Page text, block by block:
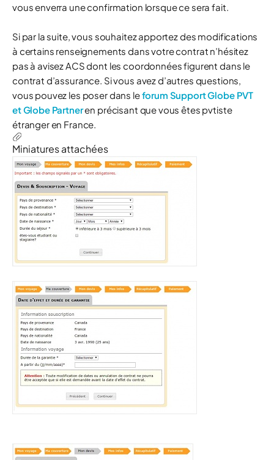
vous enverra une confirmation lorsque ce sera fait.
Si par la suite, vous souhaitez apportez des modifications
à certains renseignements dans votre contrat n’hésitez
pas à avisez ACS dont les coordonnées figurent dans le
contrat d’assurance. Si vous avez d’autres questions,
vous pouvez les poser dans leforum Support Globe PVT
et Globe Partneren précisant que vous êtes pvtiste
étranger en France.
Miniatures attachées